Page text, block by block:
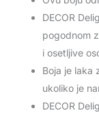
DECOR
pogodnom
i osetljive
Boja je laka
ukoliko je
DECOR